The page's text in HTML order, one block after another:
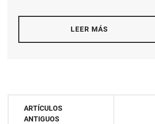
LEER MÁS
Navegación
ARTÍCULOS
ANTIGUOS